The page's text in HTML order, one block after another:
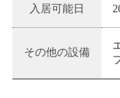
入居可能日
その他の設備